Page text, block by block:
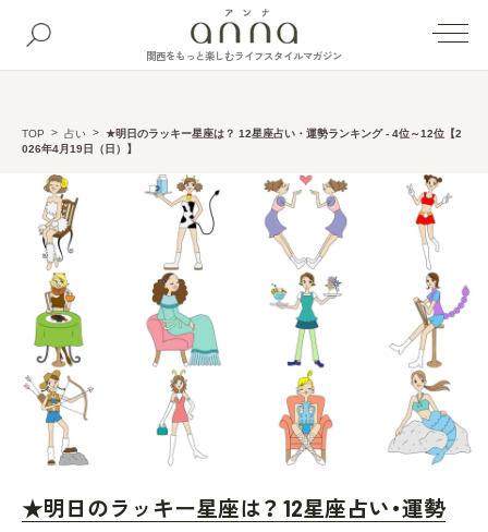
関西をもっと楽しむライフスタイルマガジン
TOP 占い
★明日のラッキー星座は？ 12星座占い・運勢ランキング - 4位～12位【2
026年4月19日（日）】
★明日のラッキー星座は？ 12星座占い・運勢